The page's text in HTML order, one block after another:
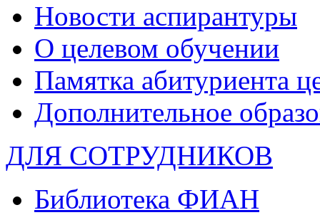
Новости аспирантуры
О целевом обучении
Памятка абитуриента
Дополнительное
ДЛЯ СОТРУДНИКОВ
Библиотека ФИАН